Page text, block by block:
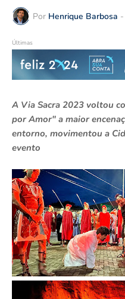
Por Henrique Barbosa -
Últimas
A Via Sacra 2023 voltou
por Amor" a maior
entorno, movimentou a
evento